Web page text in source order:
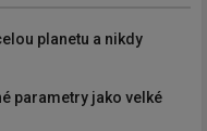
planetu a nikdy
parametry jako velké